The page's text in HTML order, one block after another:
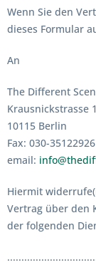
Wenn Sie den
dieses Formular
An
The Different
Krausnickstrasse
10115 Berlin
Fax: 030-35122926
email:
Hiermit
Vertrag über den
der folgenden